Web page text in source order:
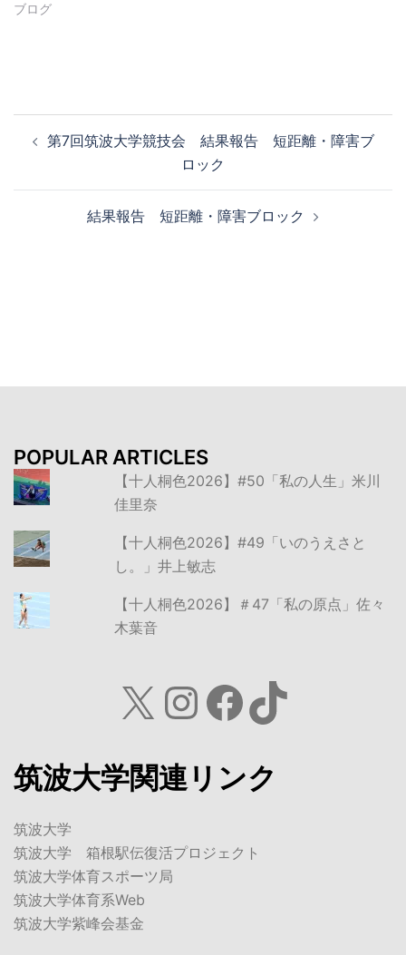
ブログ
稿
第7回筑波大学競技会 結果報告 短距離・障害ブ
ロック
結果報告 短距離・障害ブロック
POPULAR ARTICLES
【十人桐色2026】#50「私の人生」米川
佳里奈
【十人桐色2026】#49「いのうえさと
し。」井上敏志
【十人桐色2026】＃47「私の原点」佐々
木葉音
X Instagram
Facebook
TikTok
筑波大学関連リンク
筑波大学
筑波大学 箱根駅伝復活プロジェクト
筑波大学体育スポーツ局
筑波大学体育系Web
筑波大学紫峰会基金